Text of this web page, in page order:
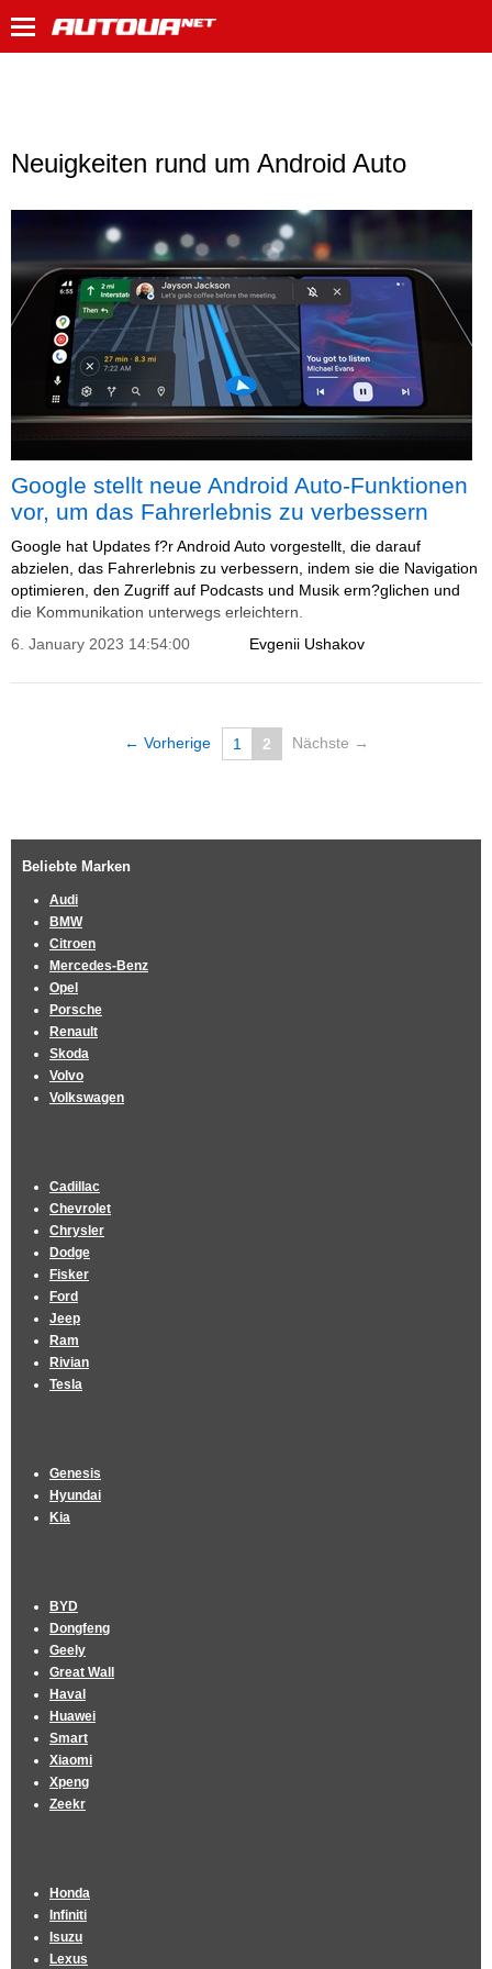
Neuigkeiten rund um Android Auto
Google stellt neue Android Auto-Funktionen
vor, um das Fahrerlebnis zu verbessern
Google hat Updates f?r Android Auto vorgestellt, die darauf
abzielen, das Fahrerlebnis zu verbessern, indem sie die Navigation
optimieren, den Zugriff auf Podcasts und Musik erm?glichen und
die Kommunikation unterwegs erleichtern.
Evgenii Ushakov
6. January 2023 14:54:00
← Vorherige 1 2 Nächste →
Beliebte Marken
Audi
BMW
Citroen
Mercedes-Benz
Opel
Porsche
Renault
Skoda
Volvo
Volkswagen
Cadillac
Chevrolet
Chrysler
Dodge
Fisker
Ford
Jeep
Ram
Rivian
Tesla
Genesis
Hyundai
Kia
BYD
Dongfeng
Geely
Great Wall
Haval
Huawei
Smart
Xiaomi
Xpeng
Zeekr
Honda
Infiniti
Isuzu
Lexus